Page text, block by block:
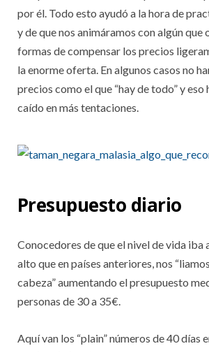
por él. Todo esto ayudó a la hora de
y de que nos animáramos con algún
formas de compensar los precios
la enorme oferta. En algunos casos no
precios como el que “hay de todo” y eso
caído en más tentaciones.
Presupuesto diario
Conocedores de que el nivel de vida iba
alto que en países anteriores, nos
cabeza” aumentando el presupuesto
personas de 30 a 35€.
Aquí van los “plain” números de 40 días